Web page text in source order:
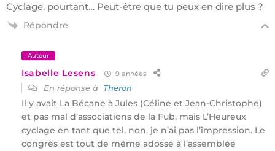
Cyclage, pourtant… Peut-être que tu peux en dire plus ?
Répondre
Auteur
Isabelle Lesens 9 années
En réponse à Theron
Il y avait La Bécane à Jules (Céline et Jean-Christophe)
et pas mal d’associations de la Fub, mais L’Heureux
cyclage en tant que tel, non, je n’ai pas l’impression. Le
congrès est tout de même adossé à l’assemblée